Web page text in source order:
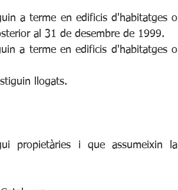
a terme en edificis d'habitatges o
al 31 de desembre de 1999.
a terme en edificis d'habitatges o
llogats.
propietàries i que assumeixin la